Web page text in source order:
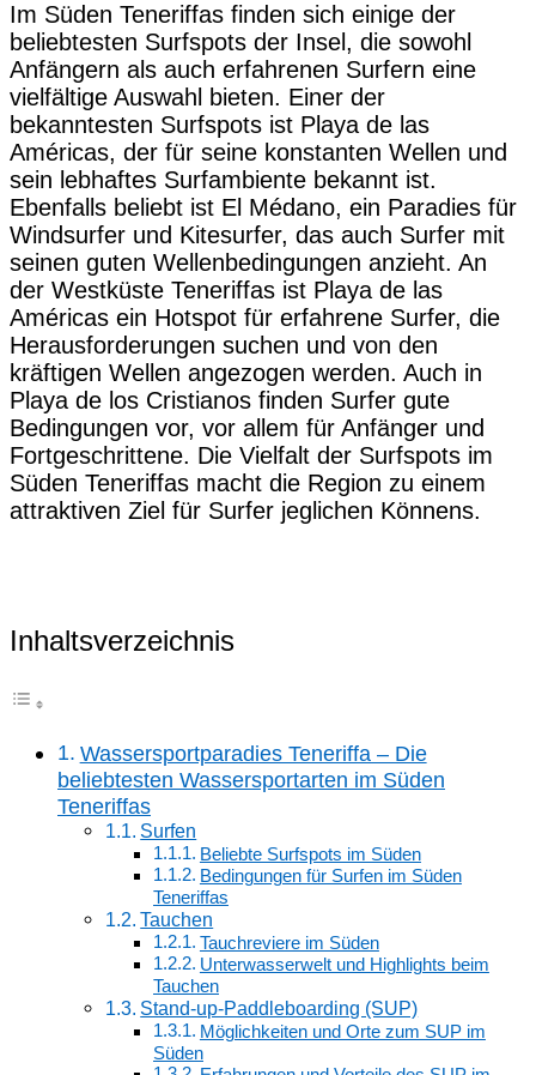
Im Süden Teneriffas finden sich einige der
beliebtesten Surfspots der Insel, die sowohl
Anfängern als auch erfahrenen Surfern eine
vielfältige Auswahl bieten. Einer der
bekanntesten Surfspots ist Playa de las
Américas, der für seine konstanten Wellen und
sein lebhaftes Surfambiente bekannt ist.
Ebenfalls beliebt ist El Médano, ein Paradies für
Windsurfer und Kitesurfer, das auch Surfer mit
seinen guten Wellenbedingungen anzieht. An
der Westküste Teneriffas ist Playa de las
Américas ein Hotspot für erfahrene Surfer, die
Herausforderungen suchen und von den
kräftigen Wellen angezogen werden. Auch in
Playa de los Cristianos finden Surfer gute
Bedingungen vor, vor allem für Anfänger und
Fortgeschrittene. Die Vielfalt der Surfspots im
Süden Teneriffas macht die Region zu einem
attraktiven Ziel für Surfer jeglichen Könnens.
Inhaltsverzeichnis
Wassersportparadies Teneriffa – Die
beliebtesten Wassersportarten im Süden
Teneriffas
Surfen
Beliebte Surfspots im Süden
Bedingungen für Surfen im Süden
Teneriffas
Tauchen
Tauchreviere im Süden
Unterwasserwelt und Highlights beim
Tauchen
Stand-up-Paddleboarding (SUP)
Möglichkeiten und Orte zum SUP im
Süden